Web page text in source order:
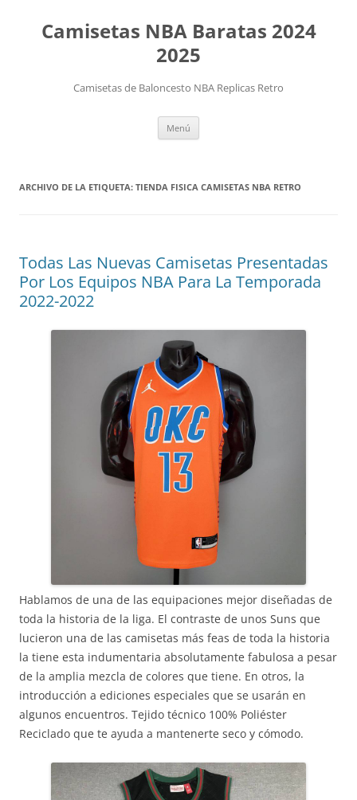
Camisetas NBA Baratas 2024
2025
Camisetas de Baloncesto NBA Replicas Retro
Menú
ARCHIVO DE LA ETIQUETA: TIENDA FISICA CAMISETAS NBA RETRO
Todas Las Nuevas Camisetas Presentadas
Por Los Equipos NBA Para La Temporada
2022-2022
Hablamos de una de las equipaciones mejor diseñadas de
toda la historia de la liga. El contraste de unos Suns que
lucieron una de las camisetas más feas de toda la historia
la tiene esta indumentaria absolutamente fabulosa a pesar
de la amplia mezcla de colores que tiene. En otros, la
introducción a ediciones especiales que se usarán en
algunos encuentros. Tejido técnico 100% Poliéster
Reciclado que te ayuda a mantenerte seco y cómodo.